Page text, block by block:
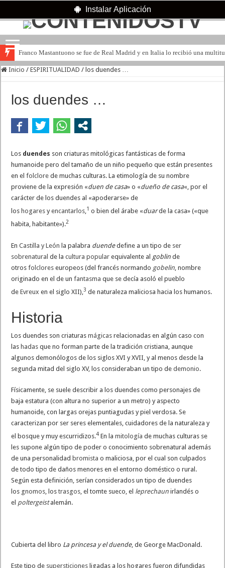
Instalar Aplicación
Franco Mastantuono se fue de Real Madrid y en Italia lo recibió una
Inicio / ESPIRITUALIDAD / los duendes …
los duendes …
Los duendes son criaturas mitológicas fantásticas de forma
humanoide pero del tamaño de un niño pequeño que están presentes
en elfolclore de muchas culturas. La etimología de su nombre
proviene de la expresión «duen de casa» o «dueño de casa«, por el
carácter de los duendes al «apoderarse» de
los hogares yencantarlos,1 ​ o bien del árabe «duarde la casa» («que
habita, habitante»).2
EnCastilla y León la palabra duendedefine a un tipo de ser
sobrenatural de lacultura popular equivalente al goblin de
otrosfolclores europeos (del francés normando gobelin , nombre
originado en el de unfantasma que se decía asoló el pueblo
deEvreux en el siglo XII),3 ​ de naturaleza maliciosa hacia los humanos.
Historia
Los duendes son criaturasmágicas relacionadas en algún caso con
las hadas que no forman parte de la tradición cristiana, aunque
algunos demonólogos de los siglos XVI y XVII, y al menos desde la
segunda mitad del siglo XV, los consideraban un tipo dedemonio.
Físicamente, se suele describir a los duendes como personajes de
baja estatura (con altura no superior a un metro) y aspecto
humanoide, con largas orejas puntiagudas y piel verdosa. Se
caracterizan por ser seres elementales, cuidadores de la naturaleza y
el bosque y muy escurridizos.4 ​ En lamitología de muchas culturas se
les supone algún tipo de poder o conocimiento sobrenatural además
de una personalidad bromista o maliciosa, por el cual son culpados
de todo tipo de daños menores en el entorno doméstico o rural.
Según esta definición, serían considerados un tipo de duendes
los gnomos, lostrasgos, el tomte sueco, el leprechaun irlandés o
el poltergeistalemán.
Cubierta del libro La princesa y el duende, de George MacDonald.
Este tipo de supersticiones ligadas a los hogares fueron difundidas